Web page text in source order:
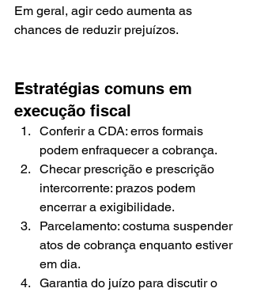
Em geral, agir cedo aumenta as
chances de reduzir prejuízos.
Estratégias comuns em
execução fiscal
Conferir a CDA: erros formais
podem enfraquecer a cobrança.
Checar prescrição e prescrição
intercorrente: prazos podem
encerrar a exigibilidade.
Parcelamento: costuma suspender
atos de cobrança enquanto estiver
em dia.
Garantia do juízo para discutir o